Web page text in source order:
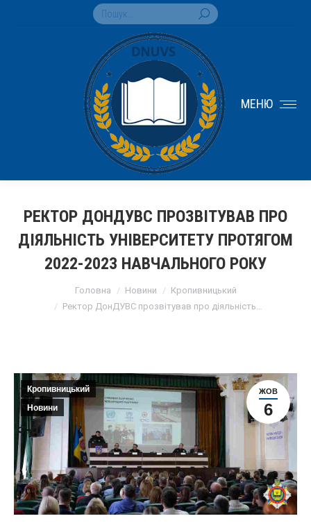
Search:
МЕНЮ
РЕКТОР ДОНДУВС ПРОЗВІТУВАВ ПРО
ДІЯЛЬНІСТЬ УНІВЕРСИТЕТУ ПРОТЯГОМ
2022-2023 НАВЧАЛЬНОГО РОКУ
Головна Новини
Кропивницький
Ректор ДонДУВС прозвітував про діяльність…
ЖОВ
6
Кропивницький
Новини